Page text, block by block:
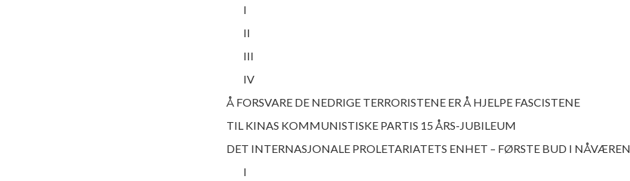
I
II
III
IV
Å FORSVARE DE NEDRIGE TERRORISTENE ER Å HJELPE FASCISTENE
TIL KINAS KOMMUNISTISKE PARTIS 15 ÅRS-JUBILEUM
DET INTERNASJONALE PROLETARIATETS ENHET – FØRSTE BUD I
I